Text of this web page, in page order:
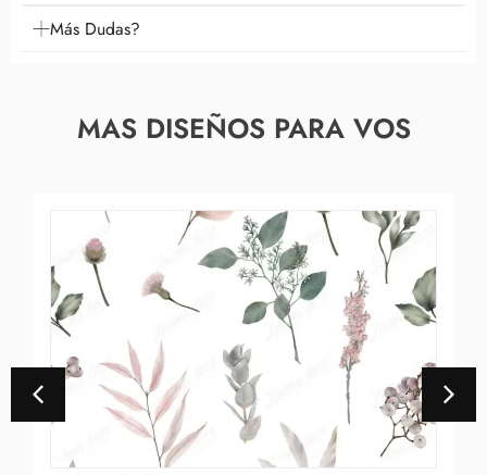
Más Dudas?
MAS DISEÑOS PARA VOS